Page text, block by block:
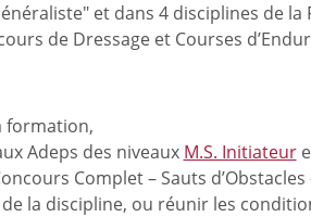
et dans 4 disciplines de la
de Dressage et Courses
formation,
Adeps des niveaux M.S. Initiateur
Complet – Sauts
la discipline, ou réunir les